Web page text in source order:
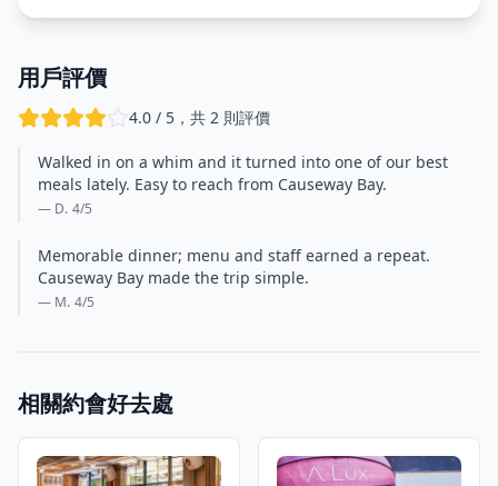
用戶評價
4.0 / 5，共 2 則評價
Walked in on a whim and it turned into one of our best
meals lately. Easy to reach from Causeway Bay.
— D. 4/5
Memorable dinner; menu and staff earned a repeat.
Causeway Bay made the trip simple.
— M. 4/5
相關約會好去處